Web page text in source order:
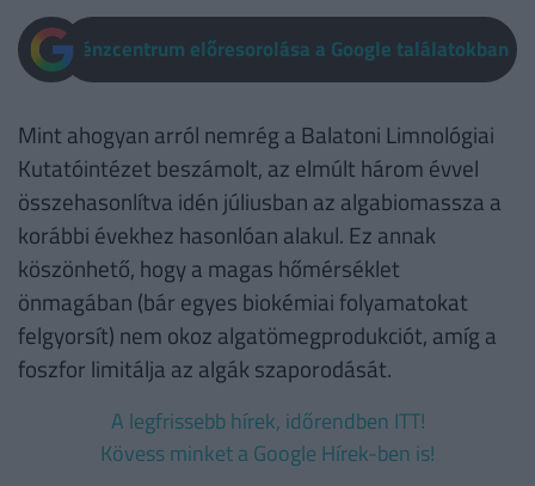
Pénzcentrum előresorolása a Google találatokban
Mint ahogyan arról nemrég a Balatoni Limnológiai
Kutatóintézet beszámolt, az elmúlt három évvel
összehasonlítva idén júliusban az algabiomassza a
korábbi évekhez hasonlóan alakul. Ez annak
köszönhető, hogy a magas hőmérséklet
önmagában (bár egyes biokémiai folyamatokat
felgyorsít) nem okoz algatömegprodukciót, amíg a
foszfor limitálja az algák szaporodását.
A legfrissebb hírek, időrendben ITT!
Kövess minket a Google Hírek-ben is!